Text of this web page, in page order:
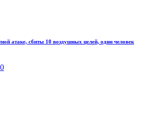
атаке, сбиты 10 воздушных целей, один человек